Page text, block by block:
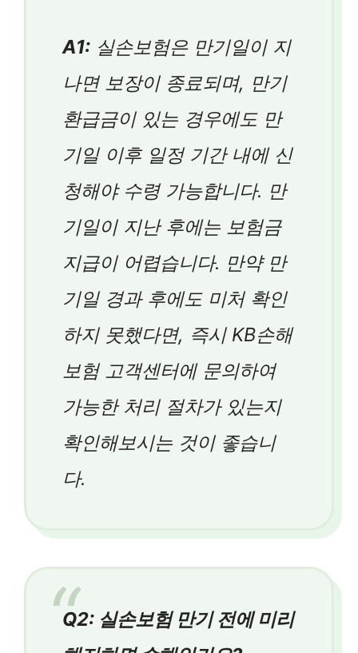
A1: 실손보험은 만기일이 지
나면 보장이 종료되며, 만기
환급금이 있는 경우에도 만
기일 이후 일정 기간 내에 신
청해야 수령 가능합니다. 만
기일이 지난 후에는 보험금
지급이 어렵습니다. 만약 만
기일 경과 후에도 미처 확인
하지 못했다면, 즉시 KB손해
보험 고객센터에 문의하여
가능한 처리 절차가 있는지
확인해보시는 것이 좋습니
다.
Q2: 실손보험 만기 전에 미리